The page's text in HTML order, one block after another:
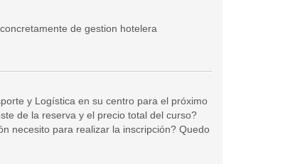
de gestion hotelera
y Logística en su centro para el próximo
de la reserva y el precio total del curso?
necesito para realizar la inscripción? Quedo